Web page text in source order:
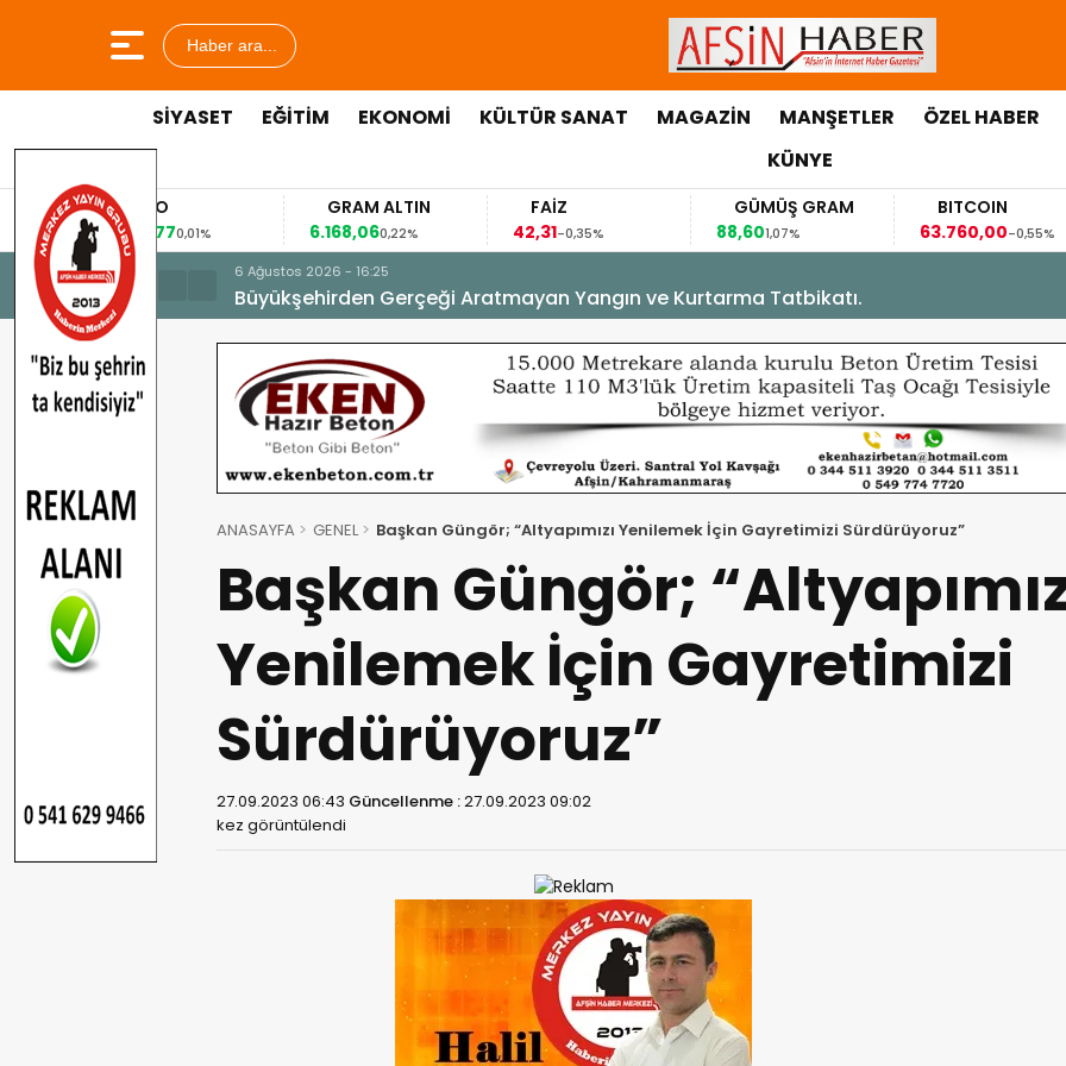
Haber ara...
SİYASET EĞİTİM EKONOMİ KÜLTÜR SANAT MAGAZİN MANŞETLER
ÖZEL HABER
KÜNYE
EURO
53,84770,01%
GRAM ALTIN
6.168,060,22%
FAİZ
42,31-0,35%
GÜMÜŞ GRAM
88,601,07%
BITCOIN
63.760,00-0,55%
6 Ağustos 2026 - 16:25
Büyükşehirden Gerçeği Aratmayan Yangın ve Kurtarma Tatbikatı.
ANASAYFA GENEL Başkan Güngör; “Altyapımızı Yenilemek İçin Gayretimizi Sürdürüyoruz”
Başkan Güngör;
Yenilemek İçin Gayretimizi
Sürdürüyoruz”
27.09.2023 06:43 Güncellenme :27.09.2023 09:02
kez görüntülendi